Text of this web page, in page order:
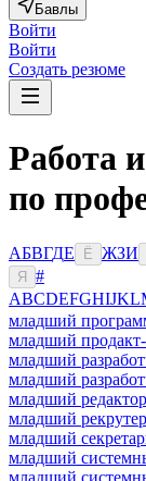
Бавлы
Войти
Войти
Создать резюме
Работа
по
АБВГДЕ Ё ЖЗИ
Я
#
ABCDEFGHIJKL
младший
младший
младший
младший
младший редактор
младший рекрутер
младший
младший
младший